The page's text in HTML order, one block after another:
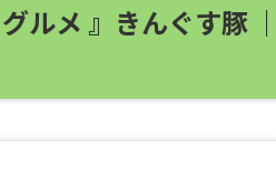
ルメ 』きんぐす豚